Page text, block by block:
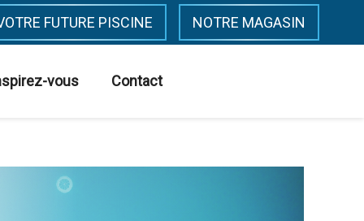
FUTURE PISCINE NOTRE MAGASIN
vous Contact